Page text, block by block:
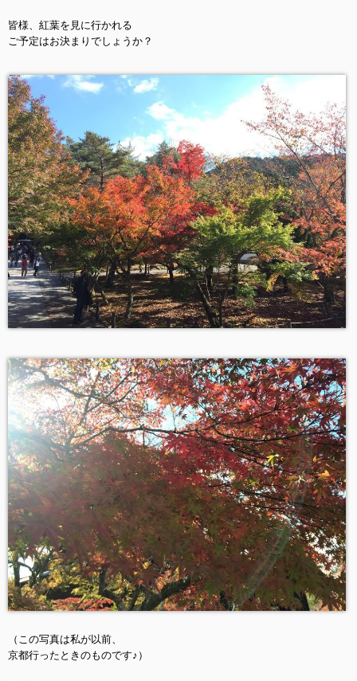
皆様、紅葉を見に行かれる
ご予定はお決まりでしょうか？
（この写真は私が以前、
京都行ったときのものです♪）